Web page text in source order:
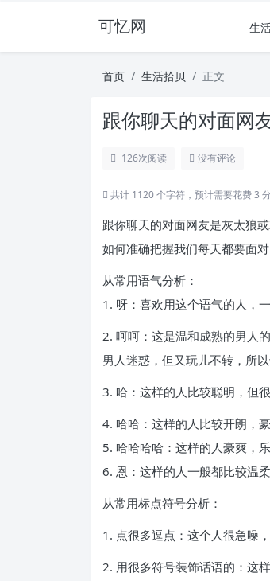
可忆网 生
首页 生活拾贝 正文
跟你聊天的对面网
126次阅读 没有评论
共计 1120 个字符，预计需要花费 3
跟你聊天的对面网友是灰太狼
如何准确把握我们每天都要面
从常用语气分析：
1. 呀：喜欢用这个语气的人，
2. 呵呵：这是温和成熟的男人
男人迷惑，但又玩儿不转，所以
3. 哈：这样的人比较聪明，但
4. 哈哈：这样的人比较开朗，豪
5. 哈哈哈哈：这样的人豪爽，
6. 恩：这样的人一般都比较温柔
从常用标点符号分析：
1. 点很多逗点：这个人很急噪
2. 用很多符号装饰话语的：这